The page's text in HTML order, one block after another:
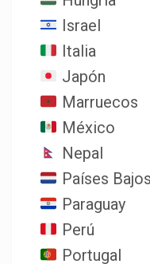
Israel
Italia
Japón
Marruecos
México
Nepal
Países Bajos
Paraguay
Perú
Portugal